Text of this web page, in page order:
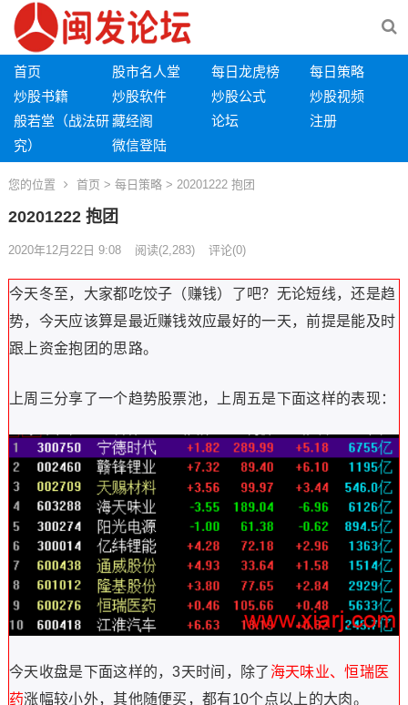
首页 股市名人堂 每日龙虎榜
每日策略
炒股书籍
炒股软件 炒股公式
炒股视频
般若堂（战法研
究）
藏经阁 论坛
注册
微信登陆
您的位置 首页 > 每日策略 > 20201222 抱团
20201222 抱团
2020年12月22日 9:08 阅读(2,283) 评论(0)
今天冬至，大家都吃饺子（赚钱）了吧？无论短线，还是趋
势，今天应该算是最近赚钱效应最好的一天，前提是能及时
跟上资金抱团的思路。
上周三分享了一个趋势股票池，上周五是下面这样的表现：
今天收盘是下面这样的，3天时间，除了 海天味业、恒瑞医
药涨幅较小外，其他随便买，都有10个点以上的大肉。